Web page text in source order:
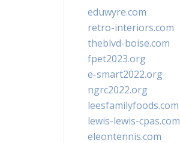
eduwyre.com
retro-interiors.com
theblvd-boise.com
fpet2023.org
e-smart2022.org
ngrc2022.org
leesfamilyfoods.com
lewis-lewis-cpas.com
eleontennis.com